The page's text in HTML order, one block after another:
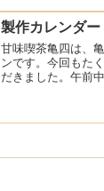
で身体を動かしま
ったままでもでき
製作カレンダー
甘味喫茶亀四は、
ンです。今回もた
だきました。午前